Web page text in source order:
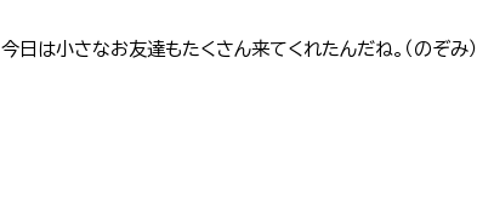
今日は小さなお友達もたくさん来てくれたんだね。（のぞみ）